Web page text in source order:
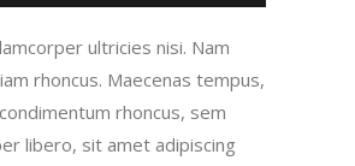
ultricies nisi. Nam
rhoncus. Maecenas tempus,
rhoncus, sem
libero, sit amet adipiscing